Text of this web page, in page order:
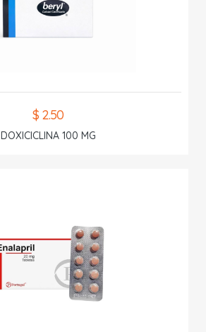
$ 2.50
DOXICICLINA 100 MG